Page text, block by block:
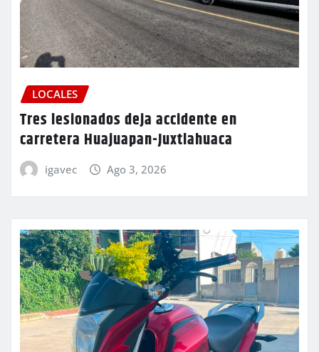
LOCALES
Tres lesionados deja accidente en
carretera Huajuapan-Juxtlahuaca
igavec Ago 3, 2026